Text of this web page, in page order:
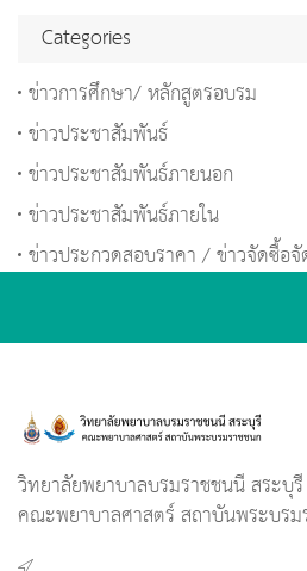
Categories
ข่าวการศึกษา/ หลักสูตรอบรม
ข่าวประชาสัมพันธ์
ข่าวประชาสัมพันธ์ภายนอก
ข่าวประชาสัมพันธ์ภายใน
ข่าวประกวดสอบราคา / ข่าวจัดซื้อจั
วิทยาลัยพยาบาลบรมราชชนนี สระบุรี
คณะพยาบาลศาสตร์ สถาบันพระบรม